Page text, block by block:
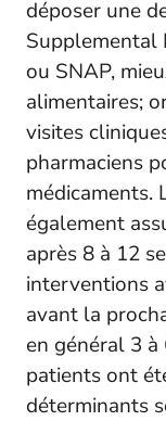
déposer une
Supplemental
ou SNAP,
alimentaires;
visites
pharmaciens
médicaments.
également
après 8 à 12
interventions
avant la
en général 3
patients ont
déterminants